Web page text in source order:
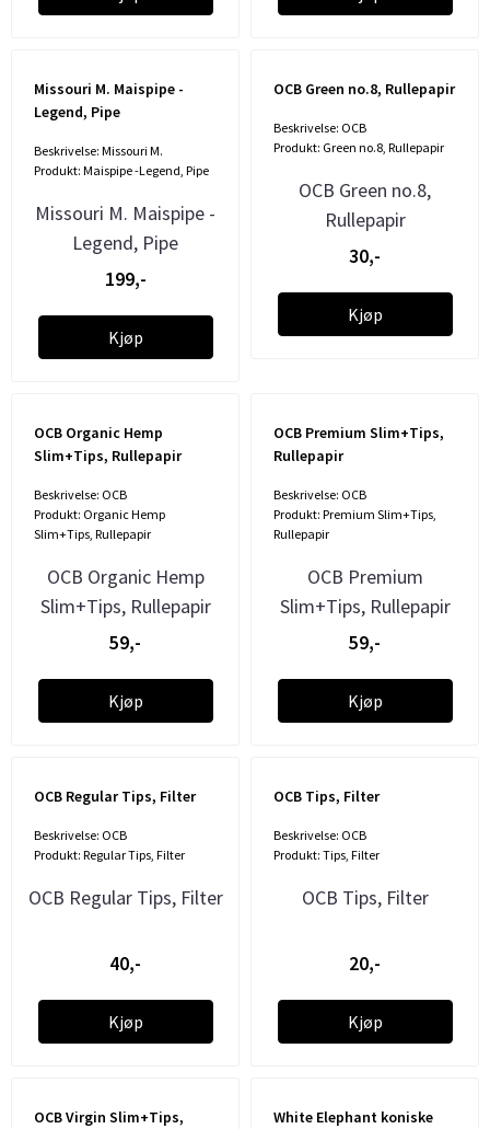
Missouri M. Maispipe -
Legend, Pipe
Beskrivelse: Missouri M.
Produkt: Maispipe -Legend, Pipe
Missouri M. Maispipe -
Legend, Pipe
199,-
Kjøp
OCB Green no.8, Rullepapir
Beskrivelse: OCB
Produkt: Green no.8, Rullepapir
OCB Green no.8,
Rullepapir
30,-
Kjøp
OCB Organic Hemp
Slim+Tips, Rullepapir
Beskrivelse: OCB
Produkt: Organic Hemp
Slim+Tips, Rullepapir
OCB Organic Hemp
Slim+Tips, Rullepapir
59,-
Kjøp
OCB Premium Slim+Tips,
Rullepapir
Beskrivelse: OCB
Produkt: Premium Slim+Tips,
Rullepapir
OCB Premium
Slim+Tips, Rullepapir
59,-
Kjøp
OCB Regular Tips, Filter
Beskrivelse: OCB
Produkt: Regular Tips, Filter
OCB Regular Tips, Filter
40,-
Kjøp
OCB Tips, Filter
Beskrivelse: OCB
Produkt: Tips, Filter
OCB Tips, Filter
20,-
Kjøp
OCB Virgin Slim+Tips,
White Elephant koniske